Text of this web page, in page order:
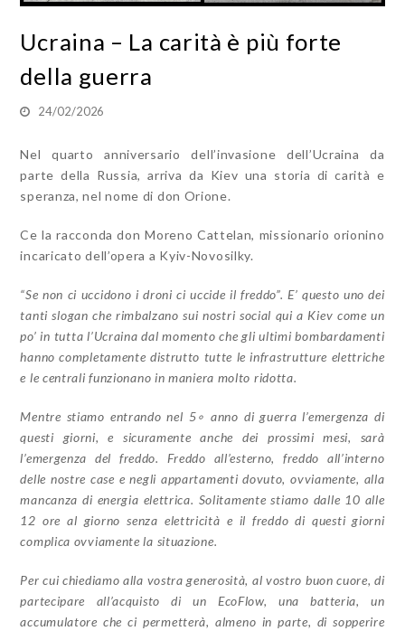
Ucraina – La carità è più forte
della guerra
24/02/2026
Nel quarto anniversario dell’invasione dell’Ucraina da
parte della Russia, arriva da Kiev una storia di carità e
speranza, nel nome di don Orione.
Ce la racconda don Moreno Cattelan, missionario orionino
incaricato dell’opera a Kyiv-Novosilky.
“Se non ci uccidono i droni ci uccide il freddo”. E’ questo uno dei
tanti slogan che rimbalzano sui nostri social qui a Kiev come un
po’ in tutta l’Ucraina dal momento che gli ultimi bombardamenti
hanno completamente distrutto tutte le infrastrutture elettriche
e le centrali funzionano in maniera molto ridotta.
Mentre stiamo entrando nel 5∘ anno di guerra l’emergenza di
questi giorni, e sicuramente anche dei prossimi mesi, sarà
l’emergenza del freddo. Freddo all’esterno, freddo all’interno
delle nostre case e negli appartamenti dovuto, ovviamente, alla
mancanza di energia elettrica. Solitamente stiamo dalle 10 alle
12 ore al giorno senza elettricità e il freddo di questi giorni
complica ovviamente la situazione.
Per cui chiediamo alla vostra generosità, al vostro buon cuore, di
partecipare all’acquisto di un EcoFlow, una batteria, un
accumulatore che ci permetterà, almeno in parte, di sopperire